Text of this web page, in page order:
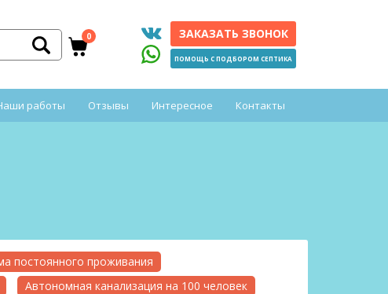
0 ЗАКАЗАТЬ ЗВОНОК
ПОМОЩЬ С ПОДБОРОМ СЕПТИКА
работы Отзывы Интересное Контакты
постоянного проживания
Автономная канализация на 100 человек